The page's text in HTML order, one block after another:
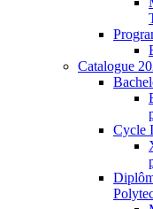
Catalogue
Cycle